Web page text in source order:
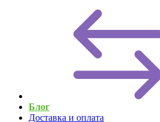
Блог
Доставка и оплата